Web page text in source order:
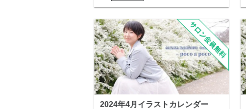
2024年4月イラストカレンダー